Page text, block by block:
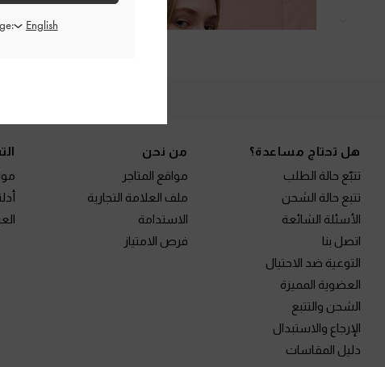
هل تحتاج مساعدة؟
تتبّع حالة الطلب
تتبع حالة الشحن
الأسئلة الشائعة
اتصل بنا
التوعية ضد الاحتيال
العضوية المميزة
الشحن والتتبع
الإرجاع والاستبدال
دليل المقاسات
من نحن
مواقع المتاجر
ملف العلامة التجارية
الاستدامة
فرص الامتياز